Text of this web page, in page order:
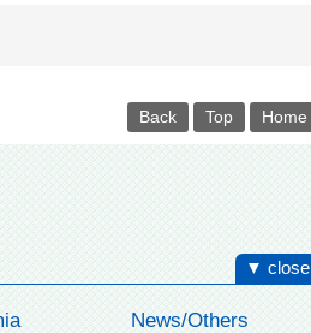
Back Top Home
▼ close
News/Others